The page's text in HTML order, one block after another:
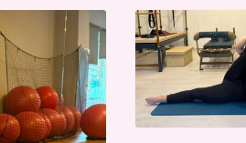
Αλίμου
στην καρδιά του Νέου Ψυχικού